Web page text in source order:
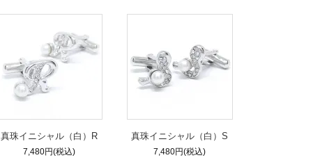
真珠イニシャル（白）R
7,480円(税込)
真珠イニシャル（白）S
7,480円(税込)